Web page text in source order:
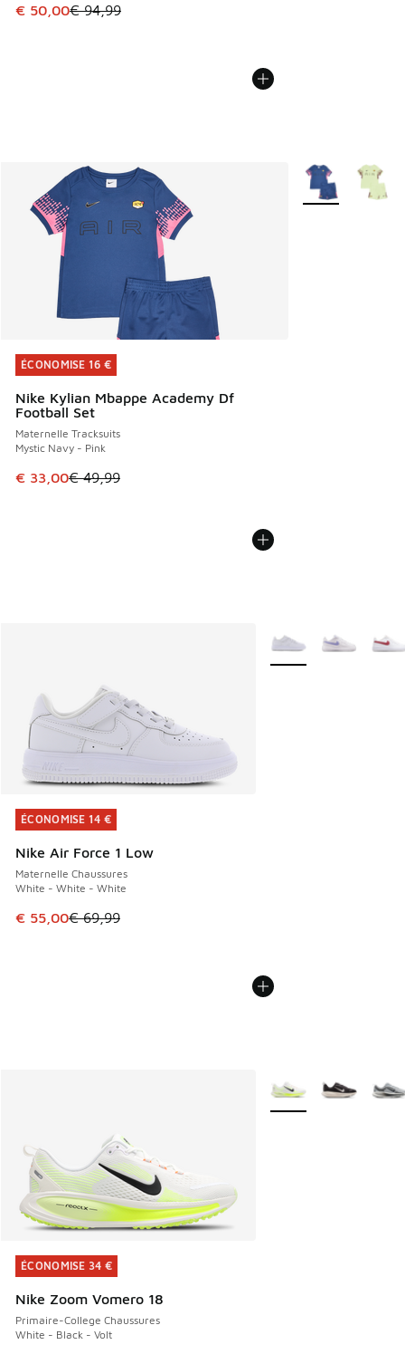
Cet article est en promotion. Prix en baisse de € 94,99 à
€ 50,00€ 94,99
ÉCONOMISE 16 €
Nike Kylian Mbappe Academy Df
Football Set
Maternelle Tracksuits
Mystic Navy - Pink
Cet article est en promotion. Prix en baisse de € 49,99 à
€ 33,00€ 49,99
ÉCONOMISE 16 €
Plus de couleurs
ÉCONOMISE 14 €
Nike Air Force 1 Low
Maternelle Chaussures
White - White - White
Cet article est en promotion. Prix en baisse de € 69,99 à
€ 55,00€ 69,99
ÉCONOMISE 14 €
Plus de couleurs
ÉCONOMISE 34 €
Nike Zoom Vomero 18
Primaire-College Chaussures
White - Black - Volt
ÉCONOMISE 34 €
Plus de couleurs